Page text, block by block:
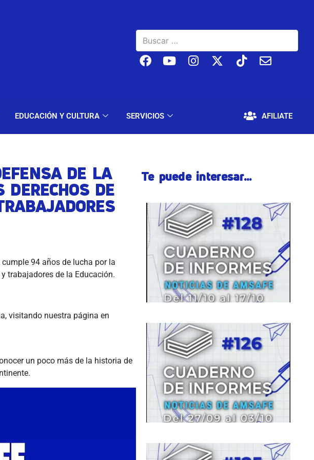
EDUCACIÓN Y CULTURA SERVICIOS AFILIATE
AREAS DE TRABAJO EDUCACIÓN Y CULTURA SERVICIOS
DE LA
DE
94 años de lucha por la
trabajadores de la Educación.
visitando nuestra página en
un poco más de la historia de
Te puede interesar...